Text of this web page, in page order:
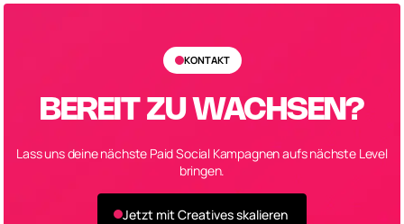
KONTAKT
BEREIT ZU WACHSEN?
Lass uns deine nächste Paid Social Kampagnen aufs nächste Level
bringen.
Jetzt mit Creatives skalieren